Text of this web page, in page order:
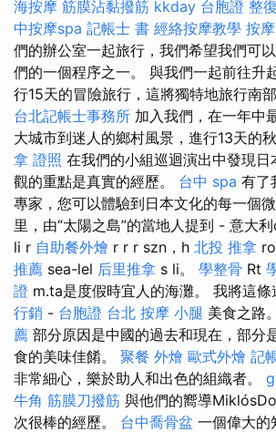
海按摩 筋膜沾黏撥筋 kkday 台胞證 整
中按摩spa 記帳士 書 經絡按摩教學 按
們的辦公室一起旅行，我們希望我們可
們的一個程序之一。 與我們一起前往升
行15天的冒險旅行，這將獨特地旅行南部
台北記帳士事務所 加入我們，在一年中
大城市到迷人的鄉村風景，進行13天的
拿 證照 在我們的小組巡迴演出中發現
觀的重點是真實的經歷。 台中 spa 有了
專家，您可以體驗到日本文化的每一個
里，由“太陽之島”的當地人提到 - 意大
li r 自助餐外燴 r r r szn，h 北投 推拿
推薦 sea-lel 后里推拿 s li。 學整骨 Rt
證 m.ta是度假時宜人的海灘。 我將這
行銷 - 台胞證 台北 按摩 小腿 美食之路。
薦 部分原因是中國的過去和現在，部分
食的美味佳餚。 聚餐 外燴 歐式外燴 記
非常細心，樂於助人和出色​​的組織者。
牛角 筋膜刀撥筋 與他們的嚮導
次很棒的經歷。 台中喬骨盆 一個偉大的